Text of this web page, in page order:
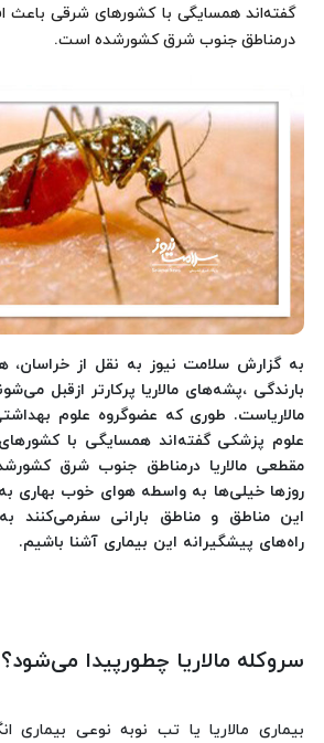
گفته‌اند همسایگی با کشورهای شرقی باعث
درمناطق جنوب شرق کشورشده است.
به گزارش سلامت نیوز به نقل از خراسان،
بارندگی ،پشه‌های مالاریا پرکارتر ازقبل
مالاریاست. طوری که عضوگروه علوم
علوم پزشکی گفته‌اند همسایگی با
مقطعی مالاریا درمناطق جنوب شرق
روزها خیلی‌ها به واسطه هوای خوب بهاری
این مناطق و مناطق بارانی سفرمی‌کنند
راه‌های پیشگیرانه این بیماری آشنا باشیم.
سروکله مالاریا چطورپیدا می‌شود؟
بیماری مالاریا یا تب نوبه نوعی بیماری